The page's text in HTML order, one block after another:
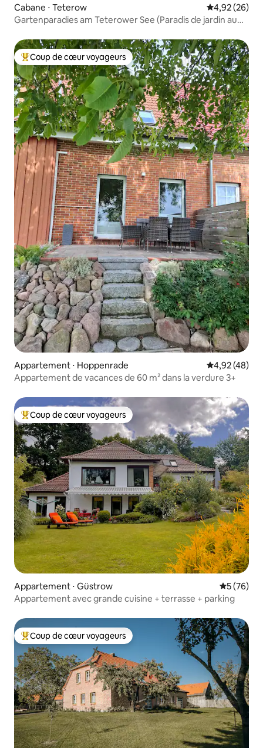
Cabane ⋅ Teterow Évaluation
4,92 (26)
Gartenparadies am Teterower See (Paradis de jardin au
Coups de cœur voyageurs les plus appréciés
Coup de cœur voyageurs
Appartement ⋅ Hoppenrade Évaluation
4,92 (48)
Appartement de vacances de 60 m² dans la verdure 3+
Coups de cœur voyageurs les plus appréciés
Coup de cœur voyageurs
Appartement ⋅ Güstrow
5 (76)
Appartement avec grande cuisine + terrasse + parking
Coups de cœur voyageurs les plus appréciés
Coup de cœur voyageurs